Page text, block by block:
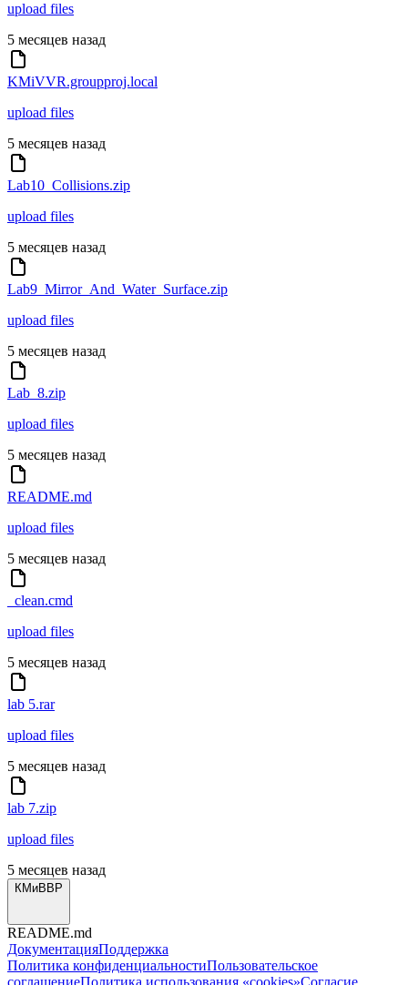
upload files
5 месяцев назад
KMiVVR.groupproj.local
upload files
5 месяцев назад
Lab10_Collisions.zip
upload files
5 месяцев назад
Lab9_Mirror_And_Water_Surface.zip
upload files
5 месяцев назад
Lab_8.zip
upload files
5 месяцев назад
README.md
upload files
5 месяцев назад
_clean.cmd
upload files
5 месяцев назад
lab 5.rar
upload files
5 месяцев назад
lab 7.zip
upload files
5 месяцев назад
КМиВВР
README.md
ДокументацияПоддержка
Политика конфиденциальностиПользовательское